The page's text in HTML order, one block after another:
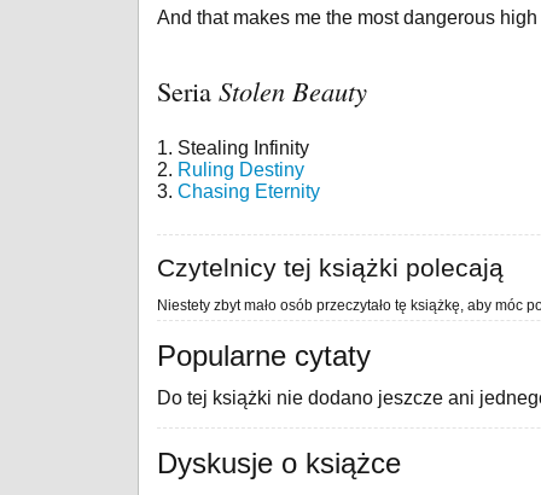
And that makes me the most dangerous
Seria Stolen Beauty
1. Stealing Infinity
2. Ruling Destiny
3. Chasing Eternity
Czytelnicy tej książki polecają
Niestety zbyt mało osób przeczytało tę książkę, aby móc
Popularne cytaty
Do tej książki nie dodano jeszcze ani
Dyskusje o książce